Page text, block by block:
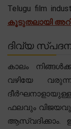
Telugu film
കൂടുതലായി
ദിവ്യ സ്പദന
കാലം
വഴിയേ
ഫലവും
ആസ്വദിക്കാം.